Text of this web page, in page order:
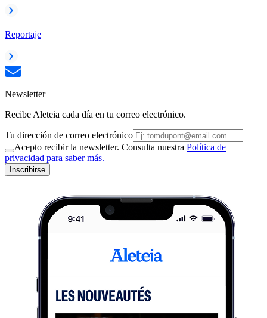
Reportaje
Newsletter
Recibe Aleteia cada día en tu correo electrónico.
Tu dirección de correo electrónico
Acepto recibir la newsletter. Consulta nuestra Política de
privacidad para saber más.
Inscribirse